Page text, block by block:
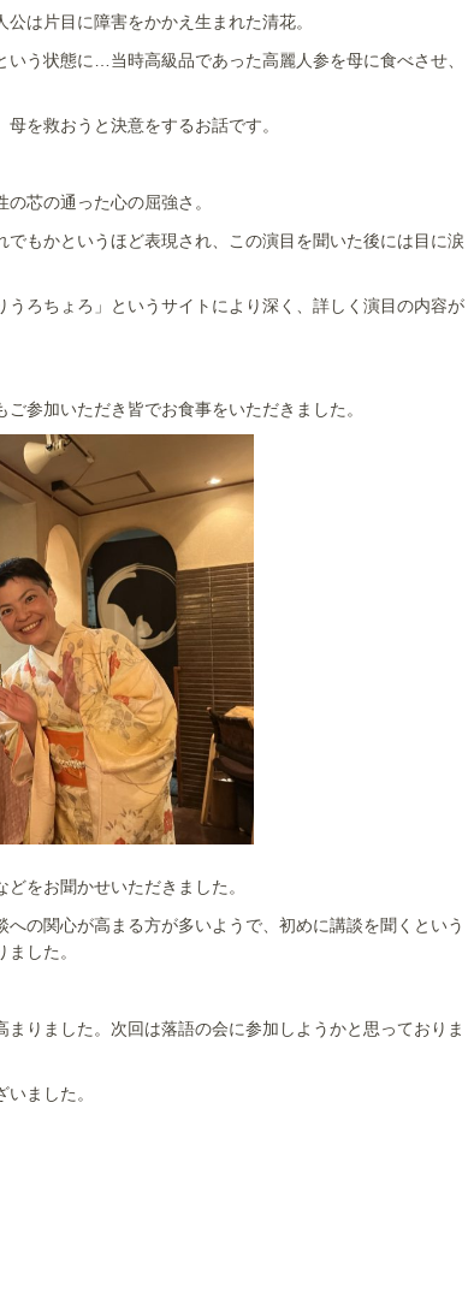
は片目に障害をかかえ生まれた清花。
う状態に…当時高級品であった高麗人参を母に食べさせ、
を救おうと決意をするお話です。
芯の通った心の屈強さ。
もかというほど表現され、この演目を聞いた後には目に涙
うろちょろ」というサイトにより深く、詳しく演目の内容が
参加いただき皆でお食事をいただきました。
をお聞かせいただきました。
の関心が高まる方が多いようで、初めに講談を聞くという
した。
りました。次回は落語の会に参加しようかと思っておりま
ました。